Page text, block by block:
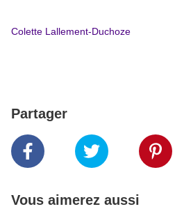
Colette Lallement-Duchoze
Partager
Vous aimerez aussi